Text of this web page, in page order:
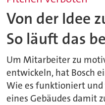
Von der Idee
So läuft das
Um Mitarbeiter zu
entwickeln, hat Bosch
Wie es funktioniert und
eines Gebäudes damit